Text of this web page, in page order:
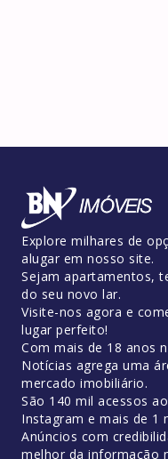
Explore milhares de
alugar em nosso site.
Sejam apartamentos,
do seu novo lar.
Visite-nos agora e
lugar perfeito!
Com mais de 18 anos
Notícias agrega uma
mercado imobiliário.
São 140 mil acessos
Instagram e mais de 1
Anúncios com
melhor da informação